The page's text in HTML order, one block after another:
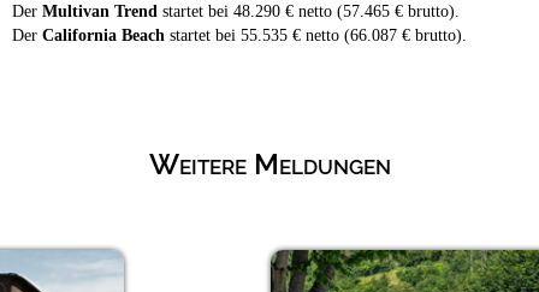
Der Multivan Trend startet bei 48.290 € netto (57.465 € brutto).
Der California Beach startet bei 55.535 € netto (66.087 € brutto).
Weitere Meldungen